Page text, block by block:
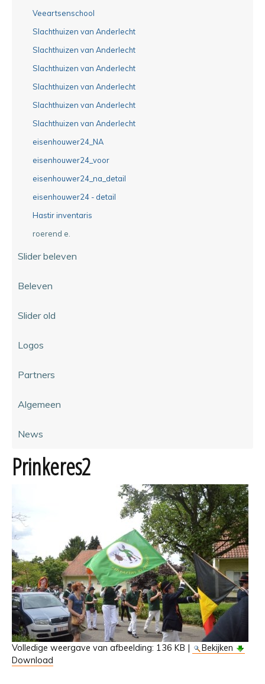
Veeartsenschool
Slachthuizen van Anderlecht
Slachthuizen van Anderlecht
Slachthuizen van Anderlecht
Slachthuizen van Anderlecht
Slachthuizen van Anderlecht
Slachthuizen van Anderlecht
eisenhouwer24_NA
eisenhouwer24_voor
eisenhouwer24_na_detail
eisenhouwer24 - detail
Hastir inventaris
roerend e.
Slider beleven
Beleven
Slider old
Logos
Partners
Algemeen
News
Prinkeres2
Volledige weergave van afbeelding: 136 KB |
Bekijken
Download